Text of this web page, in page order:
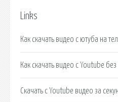
Links
Как скачать видео с ютуба на
Как скачать видео с Youtube
Скачать с Youtube видео за